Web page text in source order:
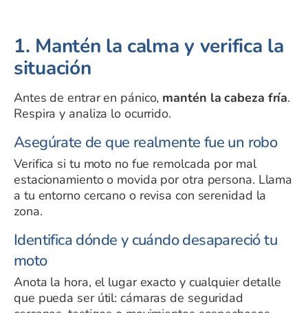
1. Mantén la calma y verifica la
situación
Antes de entrar en pánico, mantén la cabeza fría.
Respira y analiza lo ocurrido.
Asegúrate de que realmente fue un robo
Verifica si tu moto no fue remolcada por mal
estacionamiento o movida por otra persona. Llama
a tu entorno cercano o revisa con serenidad la
zona.
Identifica dónde y cuándo desapareció tu
moto
Anota la hora, el lugar exacto y cualquier detalle
que pueda ser útil: cámaras de seguridad